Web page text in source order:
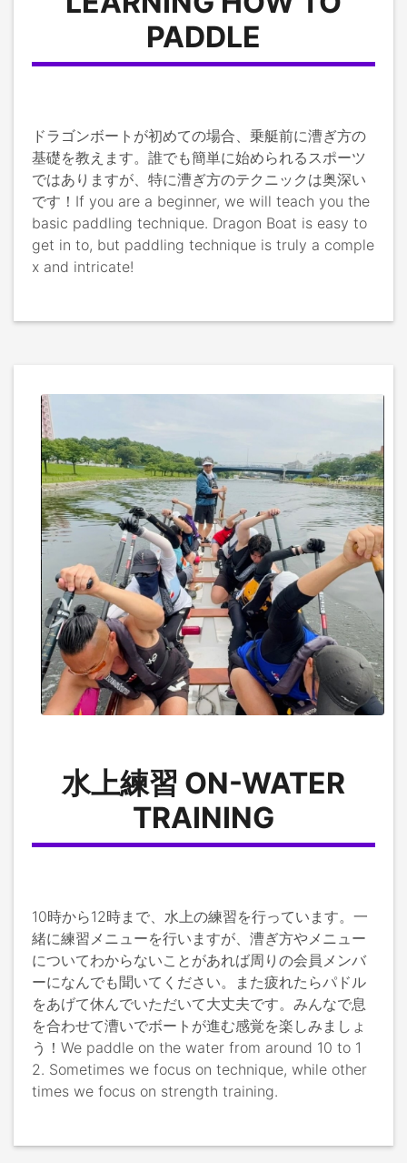
PADDLE
ドラゴンボートが初めての場合、乗艇前に漕ぎ方の
基礎を教えます。誰でも簡単に始められるスポーツ
ではありますが、特に漕ぎ方のテクニックは奥深い
です！If you are a beginner, we will teach you the
basic paddling technique. Dragon Boat is easy to
get in to, but paddling technique is truly a comple
x and intricate!
水上練習 ON-WATER
TRAINING
10時から12時まで、水上の練習を行っています。一
緒に練習メニューを行いますが、漕ぎ方やメニュー
についてわからないことがあれば周りの会員メンバ
ーになんでも聞いてください。また疲れたらパドル
をあげて休んでいただいて大丈夫です。みんなで息
を合わせて漕いでボートが進む感覚を楽しみましょ
う！We paddle on the water from around 10 to 1
2. Sometimes we focus on technique, while other
times we focus on strength training.